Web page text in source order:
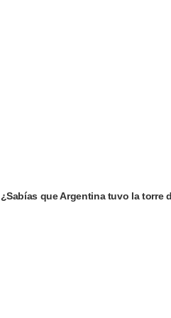
¿Sabías que Argentina tuvo la torre